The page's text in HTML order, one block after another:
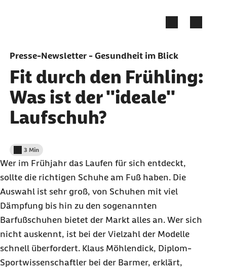
Presse-Newsletter - Gesundheit im Blick
Fit durch den Frühling:
Was ist der "ideale"
Laufschuh?
Lesedauer weniger als
3 Min
Wer im Frühjahr das Laufen für sich entdeckt,
sollte die richtigen Schuhe am Fuß haben. Die
Auswahl ist sehr groß, von Schuhen mit viel
Dämpfung bis hin zu den sogenannten
Barfußschuhen bietet der Markt alles an. Wer sich
nicht auskennt, ist bei der Vielzahl der Modelle
schnell überfordert. Klaus Möhlendick, Diplom-
Sportwissenschaftler bei der Barmer, erklärt,